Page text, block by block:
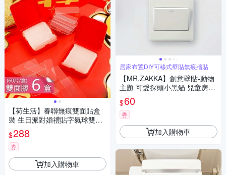
【荷生活】春聯無痕雙面貼盒
裝 生日派對婚禮貼字氣球雙面
膠-6盒
$288
券
加入購物車
居家布置DIY可移式壁貼無痕牆貼
【MR.ZAKKA】創意壁貼-動物
主題 可愛探頭小黑貓 兒童房布
置 DIY可移式壁貼 無痕壁貼 牆
貼
$60
券
加入購物車